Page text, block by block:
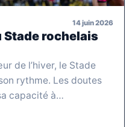
14 juin 2026
Stade rochelais
de l’hiver, le Stade
rythme. Les doutes
capacité à…